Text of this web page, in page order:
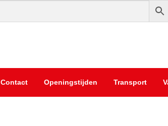
Contact Openingstijden Transport